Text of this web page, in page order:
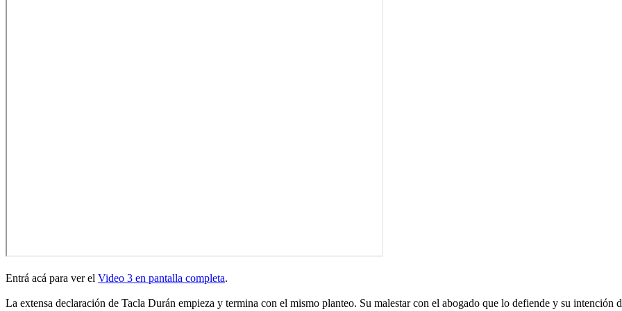
Entrá acá para ver el Video 3 en pantalla completa.
La extensa declaración de Tacla Durán empieza y termina con el mismo planteo. Su malestar con el abogado que lo defiende y su intención